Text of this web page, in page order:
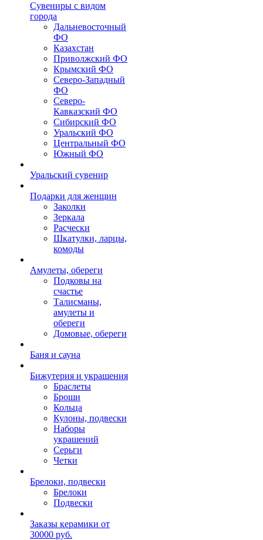
Сувениры с видом
города
Дальневосточный
ФО
Казахстан
Приволжский ФО
Крымский ФО
Северо-Западный
ФО
Северо-
Кавказский ФО
Сибирский ФО
Уральский ФО
Центральный ФО
Южный ФО
Уральский сувенир
Подарки для женщин
Заколки
Зеркала
Расчески
Шкатулки, ларцы,
комоды
Амулеты, обереги
Подковы на
счастье
Талисманы,
амулеты и
обереги
Домовые, обереги
Баня и сауна
Бижутерия и украшения
Браслеты
Броши
Кольца
Кулоны, подвески
Наборы
украшений
Серьги
Четки
Брелоки, подвески
Брелоки
Подвески
Заказы керамики от
30000 руб.